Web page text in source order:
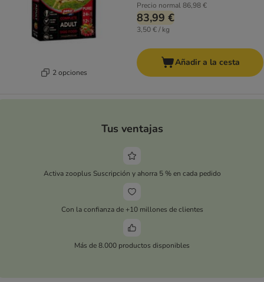
2 opciones
Precio normal86,98 €
83,99 €
3,50 € / kg
Añadir a la cesta
Tus ventajas
Activa zooplus Suscripción y ahorra 5 % en cada pedido
Con la confianza de +10 millones de clientes
Más de 8.000 productos disponibles